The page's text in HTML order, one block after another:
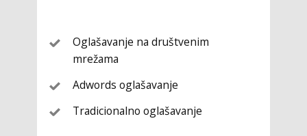
Oglašavanje na društvenim
mrežama
Adwords oglašavanje
Tradicionalno oglašavanje